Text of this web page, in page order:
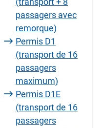
passagers avec
remorque)
Permis D1
(transport de 16
passagers
maximum)
Permis D1E
(transport de 16
passagers